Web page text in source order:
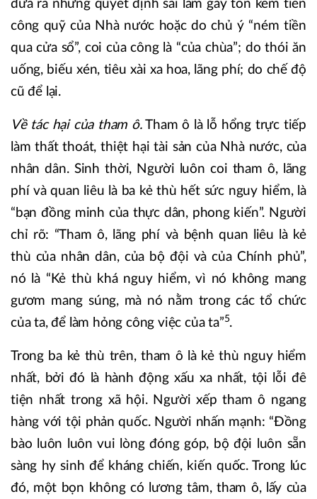
đưa ra những quyết định sai lầm gây tốn kém tiền
công quỹ của Nhà nước hoặc do chủ ý “ném tiền
qua cửa sổ”, coi của công là “của chùa”; do thói ăn
uống, biếu xén, tiêu xài xa hoa, lãng phí; do chế độ
cũ để lại.
Về tác hại của tham ô.Tham ô là lỗ hổng trực tiếp
làm thất thoát, thiệt hại tài sản của Nhà nước, của
nhân dân. Sinh thời, Người luôn coi tham ô, lãng
phí và quan liêu là ba kẻ thù hết sức nguy hiểm, là
“bạn đồng minh của thực dân, phong kiến”. Người
chỉ rõ: “Tham ô, lãng phí và bệnh quan liêu là kẻ
thù của nhân dân, của bộ đội và của Chính phủ”,
nó là “Kẻ thù khá nguy hiểm, vì nó không mang
gươm mang súng, mà nó nằm trong các tổ chức
của ta, để làm hỏng công việc của ta”5.
Trong ba kẻ thù trên, tham ô là kẻ thù nguy hiểm
nhất, bởi đó là hành động xấu xa nhất, tội lỗi đê
tiện nhất trong xã hội. Người xếp tham ô ngang
hàng với tội phản quốc. Người nhấn mạnh: “Đồng
bào luôn luôn vui lòng đóng góp, bộ đội luôn sẵn
sàng hy sinh để kháng chiến, kiến quốc. Trong lúc
đó, một bọn không có lương tâm, tham ô, lấy của